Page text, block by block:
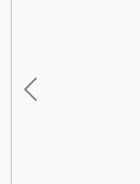
Previous